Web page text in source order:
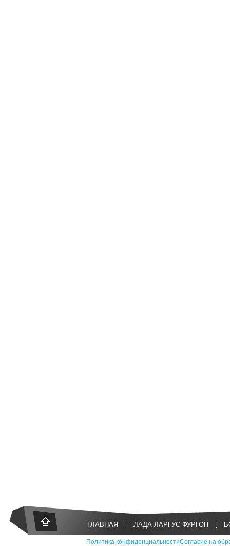
ГЛАВНАЯ ЛАДА ЛАРГУС ФУРГОН
Политика конфиденциальностиСогласие на